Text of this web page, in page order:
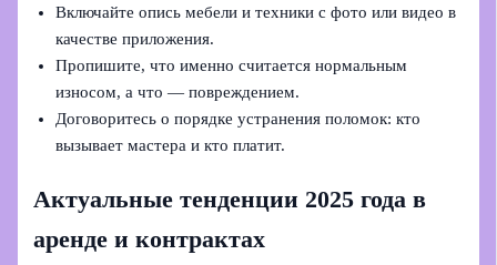
Включайте опись мебели и техники с фото или видео в
качестве приложения.
Пропишите, что именно считается нормальным
износом, а что — повреждением.
Договоритесь о порядке устранения поломок: кто
вызывает мастера и кто платит.
Актуальные тенденции 2025 года в
аренде и контрактах